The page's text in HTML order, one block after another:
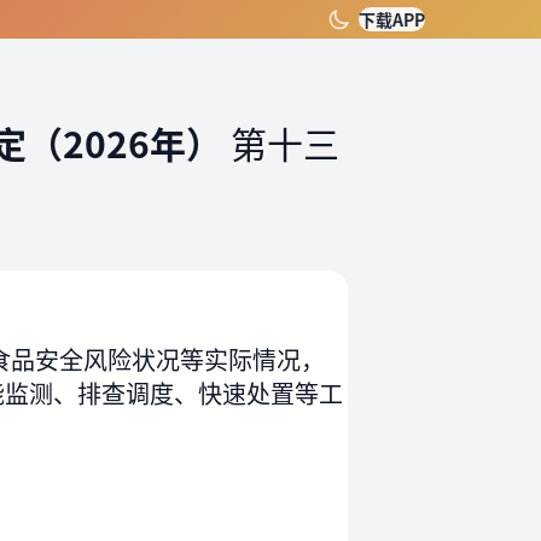
下载APP
（2026年） 第十三
安全风险状况等实际情况，
测、排查调度、快速处置等工